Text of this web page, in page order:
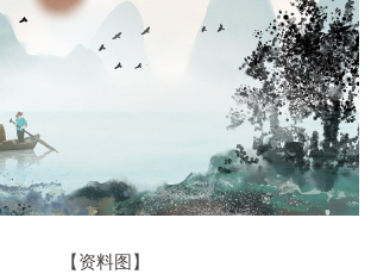
【资料图】